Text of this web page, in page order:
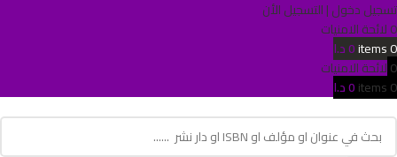
تسجيل دخول | التسجيل الأن
0لائحة الامنيات
0
items
0د.ا
0لائحة الامنيات
0
items
0د.ا